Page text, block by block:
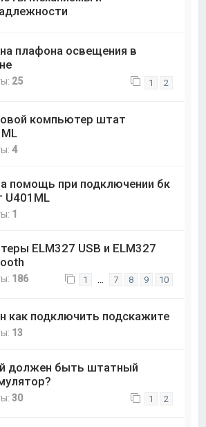
плафона освещения в
25 1 2
компьютер штат
4
помощь при подключении бк
U401ML
1
ELM327 USB и ELM327
186 1 7 8 9 10
как подключить подскажите
13
должен быть штатный
30 1 2